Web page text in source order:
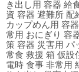
き出し用 容器 給
資 容器 避難所 配
カップめん用 容
常用 おにぎり 容
策 容器 災害用 パ
常食 救援 箱 仮設
電時 食事 非常用